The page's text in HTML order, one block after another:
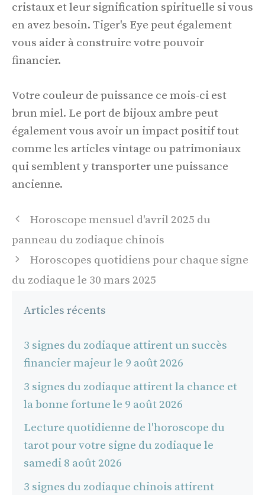
cristaux et leur signification spirituelle si vous
en avez besoin. Tiger's Eye peut également
vous aider à construire votre pouvoir
financier.
Votre couleur de puissance ce mois-ci est
brun miel. Le port de bijoux ambre peut
également vous avoir un impact positif tout
comme les articles vintage ou patrimoniaux
qui semblent y transporter une puissance
ancienne.
Navigation
Horoscope mensuel d'avril 2025 du
panneau du zodiaque chinois
Horoscopes quotidiens pour chaque signe
du zodiaque le 30 mars 2025
Articles récents
3 signes du zodiaque attirent un succès
financier majeur le 9 août 2026
3 signes du zodiaque attirent la chance et
la bonne fortune le 9 août 2026
Lecture quotidienne de l'horoscope du
tarot pour votre signe du zodiaque le
samedi 8 août 2026
3 signes du zodiaque chinois attirent